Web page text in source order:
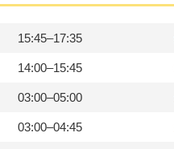
15:45–17:35
14:00–15:45
03:00–05:00
03:00–04:45